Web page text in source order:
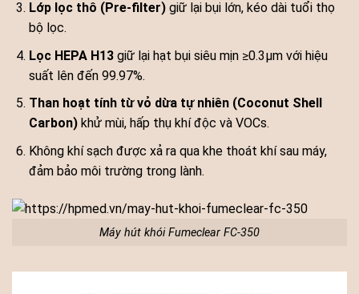
Lớp lọc thô (Pre-filter)giữ lại bụi lớn, kéo dài tuổi thọ
bộ lọc.
Lọc HEPA H13giữ lại hạt bụi siêu mịn ≥0.3μm với hiệu
suất lên đến 99.97%.
Than hoạt tính từ vỏ dừa tự nhiên (Coconut Shell
Carbon)khử mùi, hấp thụ khí độc và VOCs.
Không khí sạch được xả ra qua khe thoát khí sau máy,
đảm bảo môi trường trong lành.
Máy hút khói Fumeclear FC-350